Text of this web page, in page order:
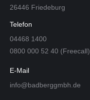
26446 Friedeburg
Telefon
04468 1400
0800 000 52 40 (Freecall)
E-Mail
info@badberggmbh.de